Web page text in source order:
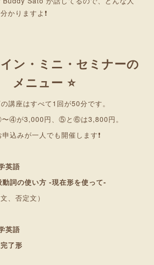
かりますよ❗
ン・ミニ・セミナーの
メニュー ⭐
講座はすべて1回が50分です。
④が3,000円、⑤と⑥は3,800円。
込みが一人でも開催します❗
英語
詞の使い方 -現在形を使って-
、否定文）
英語
了形